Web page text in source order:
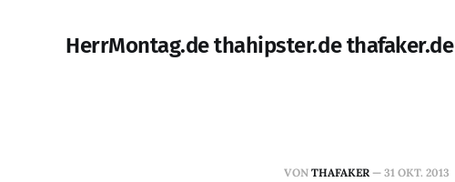
HerrMontag.de thahipster.de thafaker.de
VON THAFAKER — 31 OKT. 2013